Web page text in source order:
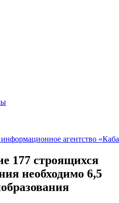
177 строящихся
необходимо 6,5